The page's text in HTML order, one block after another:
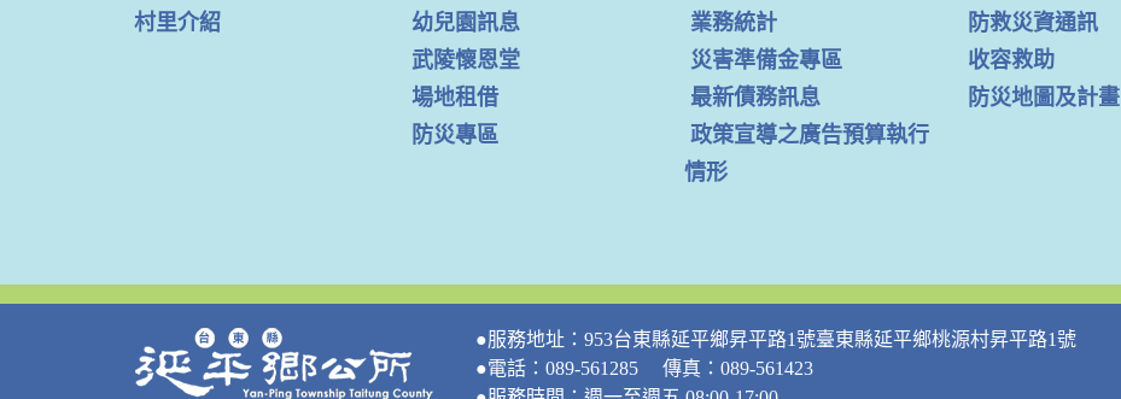
村里介紹
幼兒園訊息
武陵懷恩堂
場地租借
防災專區
業務統計
災害準備金專區
最新債務訊息
政策宣導之廣告預算執行
情形
防救災資通訊
收容救助
防災地圖及計畫
●服務地址：953台東縣延平鄉昇平路1號臺東縣延平鄉桃源村昇平路1號
●電話：089-561285 傳真：089-561423